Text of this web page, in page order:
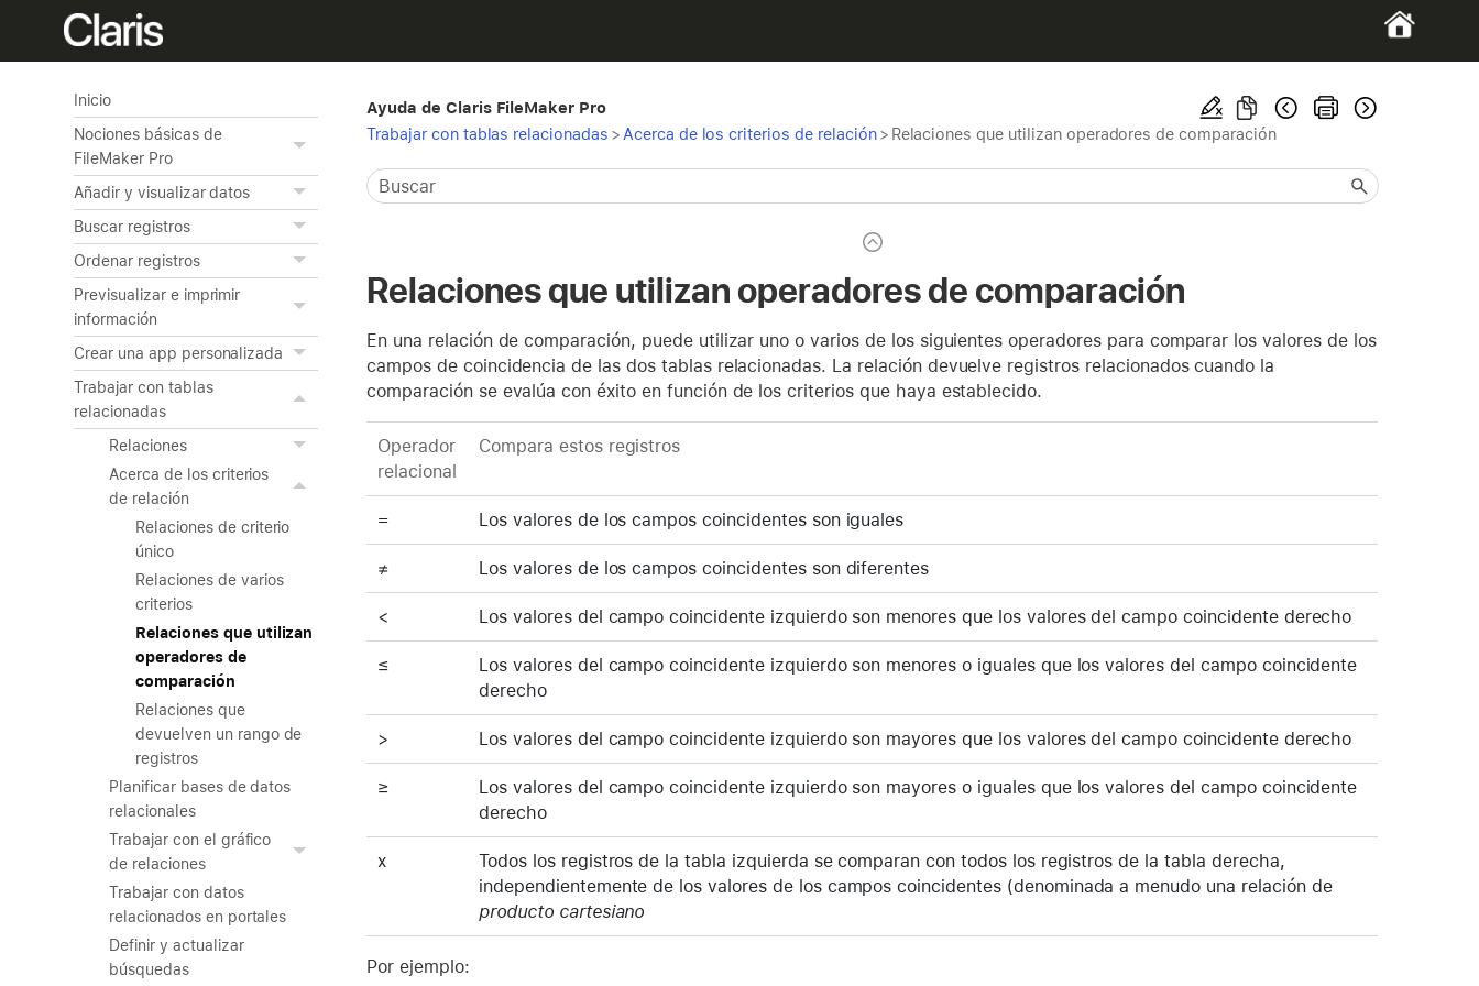
Inicio
Nociones básicas de
FileMaker Pro
Añadir y visualizar datos
Buscar registros
Ordenar registros
Previsualizar e imprimir
información
Crear una app personalizada
Trabajar con tablas
relacionadas
Relaciones
Acerca de los criterios
de relación
Relaciones de criterio
único
Relaciones de varios
criterios
Relaciones que utilizan
operadores de
comparación
Relaciones que
devuelven un rango de
registros
Planificar bases de datos
relacionales
Trabajar con el gráfico
de relaciones
Trabajar con datos
relacionados en portales
Definir y actualizar
búsquedas
Ayuda de Claris FileMaker Pro
Trabajar con tablas relacionadas > Acerca de los criterios de relación> Relaciones que utilizan operadores de comparación
Relaciones que utilizan operadores de comparación
En una relación de comparación, puede utilizar uno o varios de los siguientes operadores para comparar los valores de los
campos de coincidencia de las dos tablas relacionadas. La relación devuelve registros relacionados cuando la
comparación se evalúa con éxito en función de los criterios que haya establecido.
Operador
relacional
Compara estos registros
= Los valores de los campos coincidentes son iguales
≠ Los valores de los campos coincidentes son diferentes
< Los valores del campo coincidente izquierdo son menores que los valores del campo coincidente derecho
≤
Los valores del campo coincidente izquierdo son menores o iguales que los valores del campo coincidente
derecho
> Los valores del campo coincidente izquierdo son mayores que los valores del campo coincidente derecho
≥
Los valores del campo coincidente izquierdo son mayores o iguales que los valores del campo coincidente
derecho
x
Todos los registros de la tabla izquierda se comparan con todos los registros de la tabla derecha,
independientemente de los valores de los campos coincidentes (denominada a menudo una relación de
producto cartesiano
Por ejemplo: